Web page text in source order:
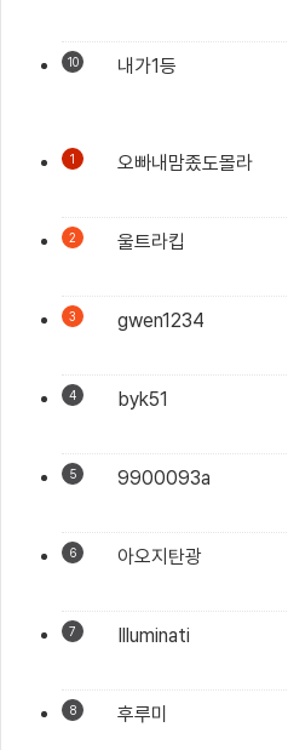
10
내가1등
1
오빠내맘좄도몰라
2
울트라킵
3
gwen1234
4
byk51
5
9900093a
6
아오지탄광
7
Illuminati
8
후루미